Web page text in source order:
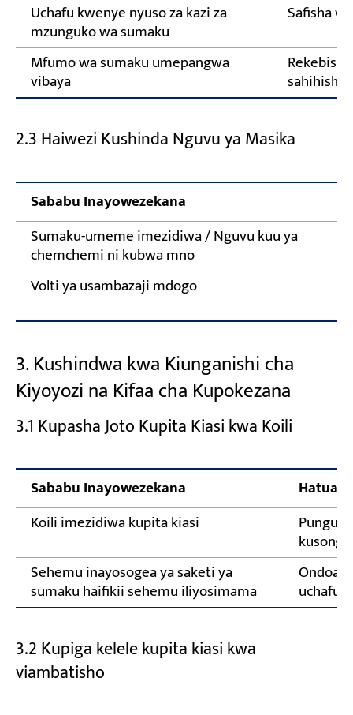
Uchafu kwenye nyuso za kazi za
mzunguko wa sumaku
Safisha
Mfumo wa sumaku umepangwa
vibaya sahihisha
2.3 Haiwezi Kushinda Nguvu ya Masika
Sababu Inayowezekana
Sumaku-umeme imezidiwa / Nguvu kuu ya
chemchemi ni kubwa mno
Volti ya usambazaji mdogo
3. Kushindwa kwa Kiunganishi cha
Kiyoyozi na Kifaa cha Kupokezana
3.1 Kupasha Joto Kupita Kiasi kwa Koili
Sababu Inayowezekana
Hatua
Koili imezidiwa kupita kiasi
Sehemu inayosogea ya saketi ya
sumaku haifikii sehemu iliyosimama
Ondoa
uchafu;
3.2 Kupiga kelele kupita kiasi kwa
viambatisho